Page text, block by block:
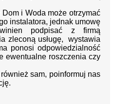
i Woda może otrzymać
instalatora, jednak umowę
podpisać z firmą
zleconą usługę, wystawia
ponosi odpowiedzialność
ewentualne roszczenia czy
sam, poinformuj nas